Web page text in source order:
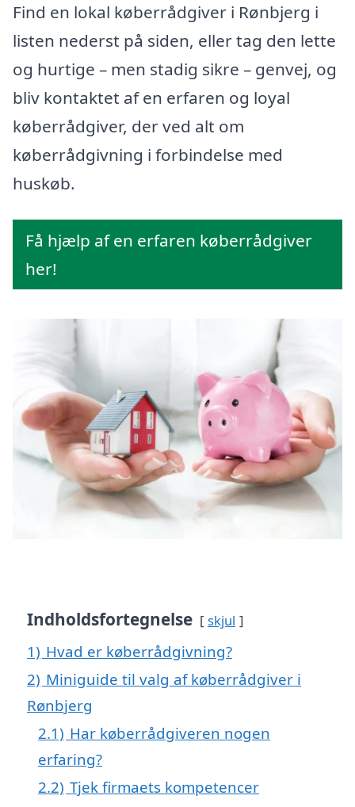
Find en lokal køberrådgiver i Rønbjerg i
listen nederst på siden, eller tag den lette
og hurtige – men stadig sikre – genvej, og
bliv kontaktet af en erfaren og loyal
køberrådgiver, der ved alt om
køberrådgivning i forbindelse med
huskøb.
Få hjælp af en erfaren køberrådgiver
her!
Indholdsfortegnelse skjul
1) Hvad er køberrådgivning?
2) Miniguide til valg af køberrådgiver i
Rønbjerg
2.1) Har køberrådgiveren nogen
erfaring?
2.2) Tjek firmaets kompetencer